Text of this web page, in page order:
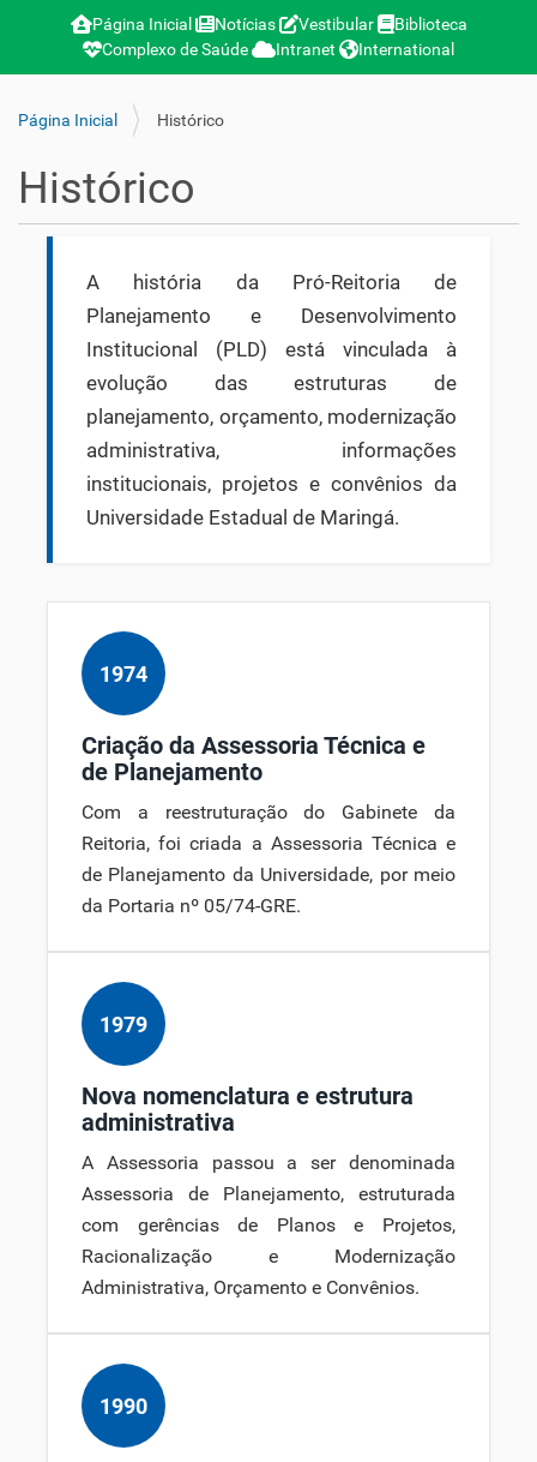
Página Inicial Notícias Vestibular
Biblioteca
Complexo de Saúde
Intranet International
Página Inicial Histórico
Histórico
A história da Pró-Reitoria de
Planejamento e Desenvolvimento
Institucional (PLD) está vinculada à
evolução das estruturas de
planejamento, orçamento, modernização
administrativa, informações
institucionais, projetos e convênios da
Universidade Estadual de Maringá.
1974
Criação da Assessoria Técnica e
de Planejamento
Com a reestruturação do Gabinete da
Reitoria, foi criada a Assessoria Técnica e
de Planejamento da Universidade, por meio
da Portaria nº 05/74-GRE.
1979
Nova nomenclatura e estrutura
administrativa
A Assessoria passou a ser denominada
Assessoria de Planejamento, estruturada
com gerências de Planos e Projetos,
Racionalização e Modernização
Administrativa, Orçamento e Convênios.
1990